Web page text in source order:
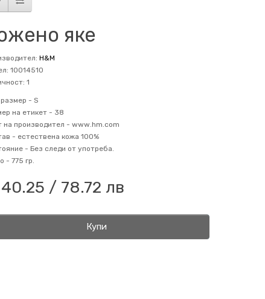
яке
H&M
10014510
1
- S
на етикет - 38
на производител - www.hm.com
- естествена кожа 100%
- Без следи от употреба.
- 775 гр.
/ 78.72 лв
Купи